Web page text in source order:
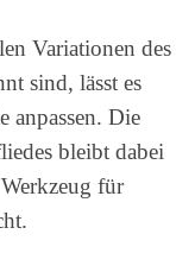
Variationen des
sind, lässt es
anpassen. Die
bleibt dabei
für